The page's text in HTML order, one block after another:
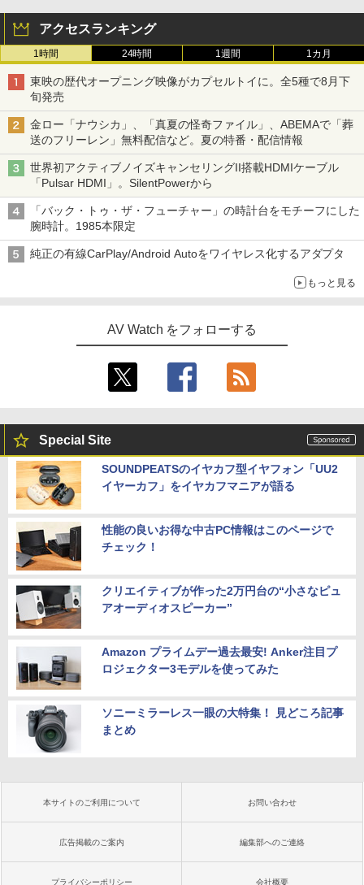
アクセスランキング
1時間 24時間 1週間 1カ月
東映の歴代オープニング映像がカプセルトイに。全5種で8月下
旬発売
金ロー「ナウシカ」、「真夏の怪奇ファイル」、ABEMAで「葬
送のフリーレン」無料配信など。夏の特番・配信情報
世界初アクティブノイズキャンセリングII搭載HDMIケーブル
「Pulsar HDMI」。SilentPowerから
「バック・トゥ・ザ・フューチャー」の時計台をモチーフにした
腕時計。1985本限定
純正の有線CarPlay/Android Autoをワイヤレス化するアダプタ
もっと見る
AV Watch をフォローする
Special Site
SOUNDPEATSのイヤカフ型イヤフォン「UU2
イヤーカフ」をイヤカフマニアが語る
性能の良いお得な中古PC情報はこのページで
チェック！
クリエイティブが作った2万円台の“小さなピュ
アオーディオスピーカー”
Amazon プライムデー過去最安! Anker注目プ
ロジェクター3モデルを使ってみた
ソニーミラーレス一眼の大特集！ 見どころ記事
まとめ
本サイトのご利用について お問い合わせ
広告掲載のご案内 編集部へのご連絡
プライバシーポリシー 会社概要